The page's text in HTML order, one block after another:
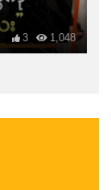
1,048
3